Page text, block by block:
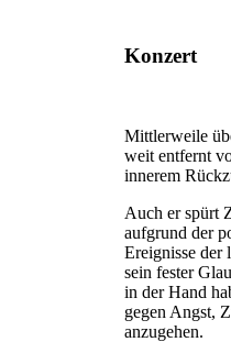
Konzert
Mittlerweile
weit entfernt
innerem
Auch er spürt
aufgrund der
Ereignisse der
sein fester
in der Hand
gegen Angst,
anzugehen.